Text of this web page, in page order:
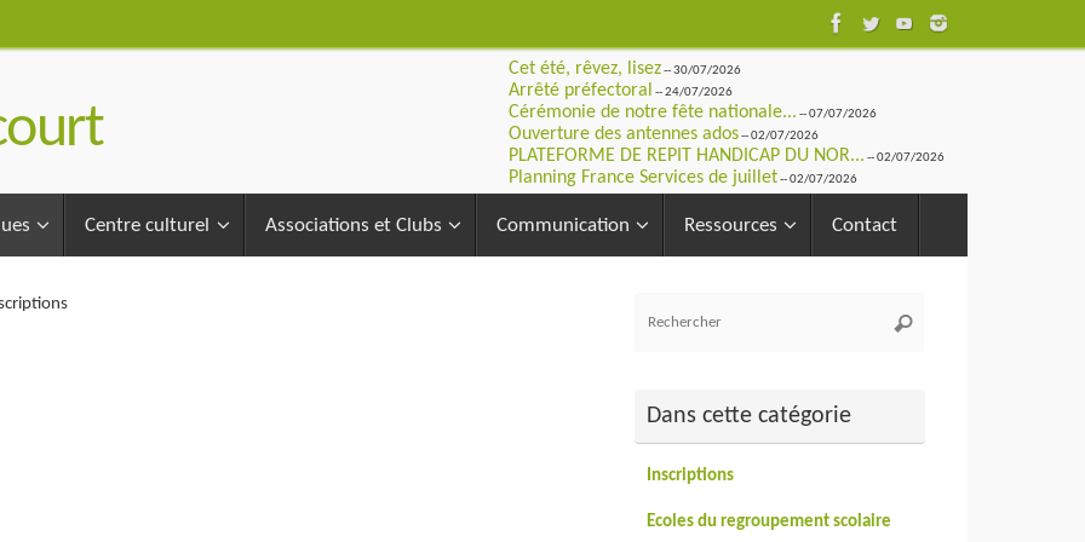
Cet été, rêvez, lisez-- 30/07/2026
Arrêté préfectoral -- 24/07/2026
Cérémonie de notre fête nationale... -- 07/07/2026
Ouverture des antennes ados-- 02/07/2026
PLATEFORME DE REPIT HANDICAP DU NOR... -- 02/07/2026
Planning France Services de juillet-- 02/07/2026
Centre culturel Associations et Clubs Communication Ressources Contact
Rechercher
Dans cette catégorie
Inscriptions
Ecoles du regroupement scolaire